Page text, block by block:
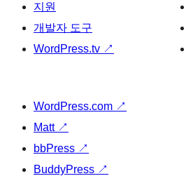
지원
개발자 도구
WordPress.tv ↗
WordPress.com ↗
Matt ↗
bbPress ↗
BuddyPress ↗